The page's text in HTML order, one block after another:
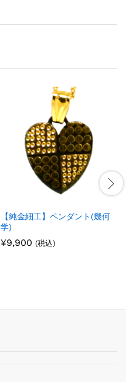
【純金細工】ペンダント(幾何
学)
¥9,900 (税込)